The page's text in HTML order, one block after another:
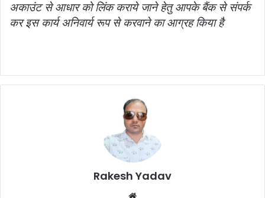
अकाउंट से आधार को लिंक कराये जाने हेतु आपके बैंक से संपर्क
कर इस कार्य अनिवार्य रूप से करवाने का आग्रह किया है
Rakesh Yadav